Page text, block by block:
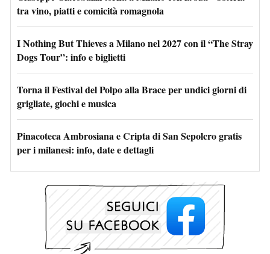
tra vino, piatti e comicità romagnola
I Nothing But Thieves a Milano nel 2027 con il “The Stray
Dogs Tour”: info e biglietti
Torna il Festival del Polpo alla Brace per undici giorni di
grigliate, giochi e musica
Pinacoteca Ambrosiana e Cripta di San Sepolcro gratis
per i milanesi: info, date e dettagli